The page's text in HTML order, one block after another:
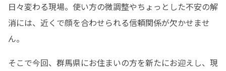
日々変わる現場。使い方の微調整やちょっとした不安の解
消には、近くで顔を合わせられる信頼関係が欠かせませ
ん。
そこで今回、群馬県にお住まいの方を新たにお迎えし、現